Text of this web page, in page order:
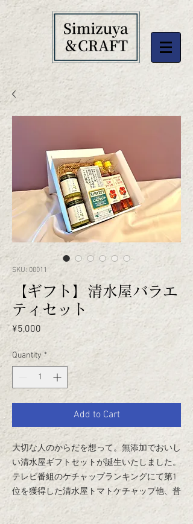
SKU: 00011
【ギフト】清水屋バラエ
ティセット
¥5,000
Quantity *
Add to Cart
大切な人のからだを想って。無添加でおいし
い清水屋ギフトセットが誕生いたしました。
テレビ番組のケチャップランキングにて第1
位を獲得した清水屋トマトケチャップ他、普
段のお料理でお使いいただける清水屋食品を
お贈りいたします。